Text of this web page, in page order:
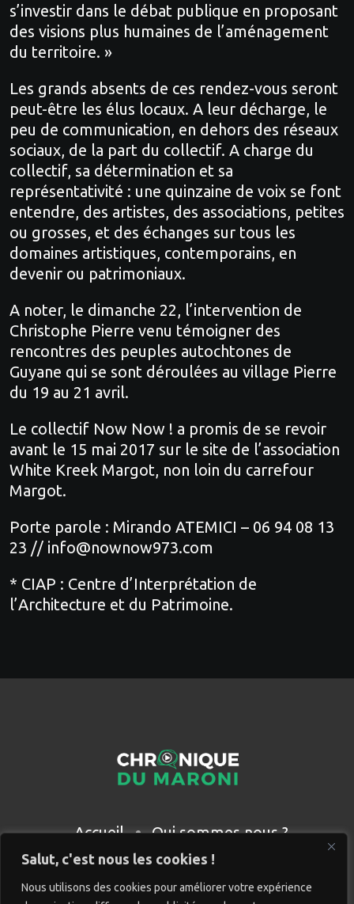
Salut, c'est nous les cookies !
Nous utilisons des cookies pour améliorer votre expérience
s’investir dans le débat publique en proposant
des visions plus humaines de l’aménagement
du territoire. »
Les grands absents de ces rendez-vous seront
peut-être les élus locaux. A leur décharge, le
peu de communication, en dehors des réseaux
sociaux, de la part du collectif. A charge du
collectif, sa détermination et sa
représentativité : une quinzaine de voix se font
entendre, des artistes, des associations, petites
ou grosses, et des échanges sur tous les
domaines artistiques, contemporains, en
devenir ou patrimoniaux.
A noter, le dimanche 22, l’intervention de
Christophe Pierre venu témoigner des
rencontres des peuples autochtones de
Guyane qui se sont déroulées au village Pierre
du 19 au 21 avril.
Le collectif Now Now ! a promis de se revoir
avant le 15 mai 2017 sur le site de l’association
White Kreek Margot, non loin du carrefour
Margot.
Porte parole : Mirando ATEMICI – 06 94 08 13
23 // info@nownow973.com
* CIAP : Centre d’Interprétation de
l’Architecture et du Patrimoine.
Accueil
Qui sommes nous ?
Partenaires
Contact